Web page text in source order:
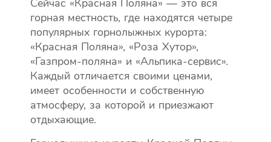
Сейчас «Красная Поляна» — это вся
горная местность, где находятся четыре
популярных горнолыжных курорта:
«Красная Поляна», «Роза Хутор»,
«Газпром-поляна» и «Альпика-сервис».
Каждый отличается своими ценами,
имеет особенности и собственную
атмосферу, за которой и приезжают
отдыхающие.